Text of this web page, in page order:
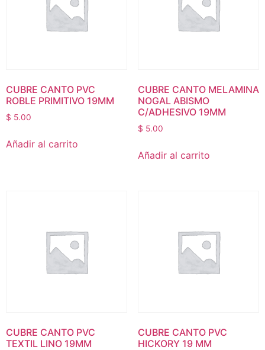
CUBRE CANTO PVC
ROBLE PRIMITIVO 19MM
$ 5.00
Añadir al carrito
CUBRE CANTO MELAMINA
NOGAL ABISMO
C/ADHESIVO 19MM
$ 5.00
Añadir al carrito
CUBRE CANTO PVC
TEXTIL LINO 19MM
CUBRE CANTO PVC
HICKORY 19 MM